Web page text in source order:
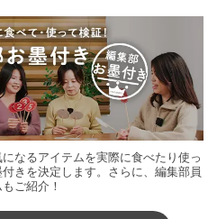
なるアイテムを実際に食べたり使っ
きを決定します。さらに、編集部員
ご紹介！